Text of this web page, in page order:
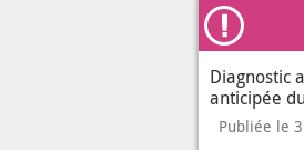
Diagnostic
anticipée
Publiée le